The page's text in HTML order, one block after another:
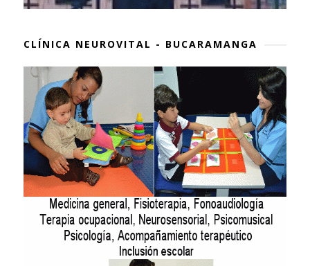
CLÍNICA NEUROVITAL - BUCARAMANGA